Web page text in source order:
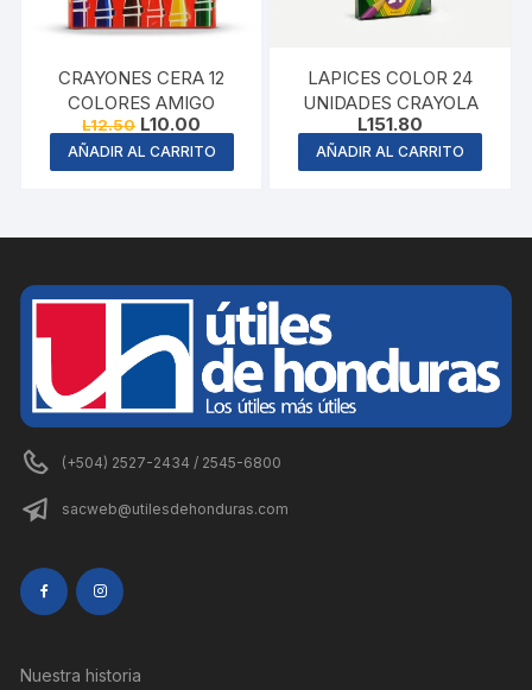
CRAYONES CERA 12
COLORES AMIGO
L12.50 Original
price
was:
L12.50.
L10.00
price
is:
L10.00.
AÑADIR AL CARRITO
LAPICES COLOR 24
UNIDADES CRAYOLA
L151.80
AÑADIR AL CARRITO
(+504) 2527-2434 / 2545-6800
sacweb@utilesdehonduras.com
Nuestra historia